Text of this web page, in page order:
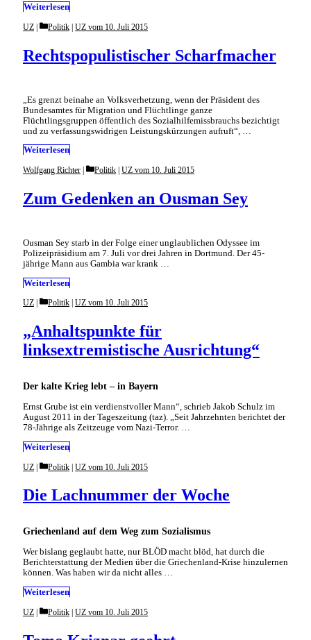
Weiterlesen
Rechtspopulistischer Scharfmacher
UZ Categories
Politik UZ vom 10. Juli 2015
„Es grenzt beinahe an Volksverhetzung, wenn der Präsident des
Bundesamtes für Migration und Flüchtlinge ganze
Flüchtlingsgruppen öffentlich des Sozialhilfemissbrauchs bezichtigt
und zu verfassungswidrigen Leistungskürzungen aufruft“, …
Weiterlesen
Zum Gedenken an Ousman Sey
Wolfgang Richter Categories
Politik UZ vom 10. Juli 2015
Ousman Sey starb in der Folge einer unglaublichen Odyssee im
Polizeipräsidium am 7. Juli vor drei Jahren in Dortmund. Der 45-
jährige Mann aus Gambia war krank …
Weiterlesen
Der kalte Krieg lebt – in Bayern
„Anhaltspunkte für
linksextremistische Ausrichtung“
UZ Categories
Politik UZ vom 10. Juli 2015
Ernst Grube ist ein verdienstvoller Mann“, schrieb Jakob Schulz im
August 2011 in der Tageszeitung (taz). „Seit Jahrzehnten berichtet der
78-Jährige als Zeitzeuge vom Nazi-Terror. …
Weiterlesen
Griechenland auf dem Weg zum Sozialismus
Die Lachnummer der Woche
UZ Categories
Politik | UZ vom 10. Juli 2015
Wer bislang geglaubt hatte, nur BLÖD macht blöd, hat durch die
Berichterstattung der Medien über die Griechenland-Krise hinzulernen
können. Was haben wir da nicht alles …
Weiterlesen
UZ Categories
Politik | UZ vom 10. Juli 2015